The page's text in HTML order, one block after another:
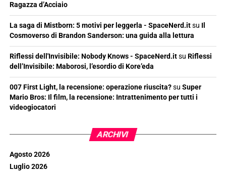
Ragazza d’Acciaio
La saga di Mistborn: 5 motivi per leggerla - SpaceNerd.itsu Il
Cosmoverso di Brandon Sanderson: una guida alla lettura
Riflessi dell'Invisibile: Nobody Knows - SpaceNerd.itsu Riflessi
dell’Invisibile: Maborosi, l’esordio di Kore’eda
007 First Light, la recensione: operazione riuscita?su Super
Mario Bros: Il film, la recensione: Intrattenimento per tutti i
videogiocatori
ARCHIVI
Agosto 2026
Luglio 2026